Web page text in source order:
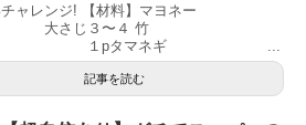
ャレンジ! 【材料】マヨネー
じ３〜４ 竹
pタマネギ ...
記事を読む